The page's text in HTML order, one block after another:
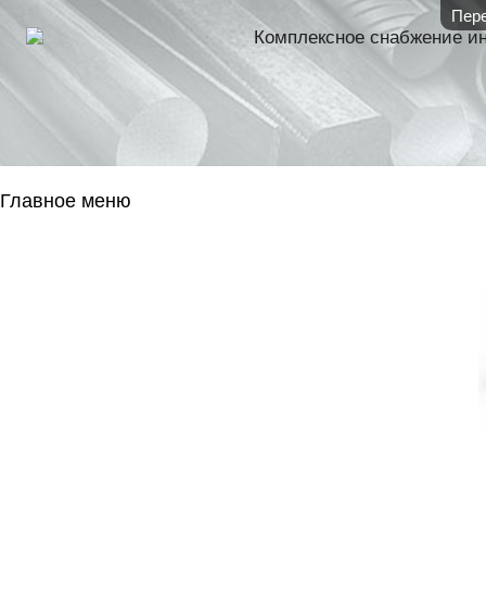
Комплексное снабжение
Главное меню